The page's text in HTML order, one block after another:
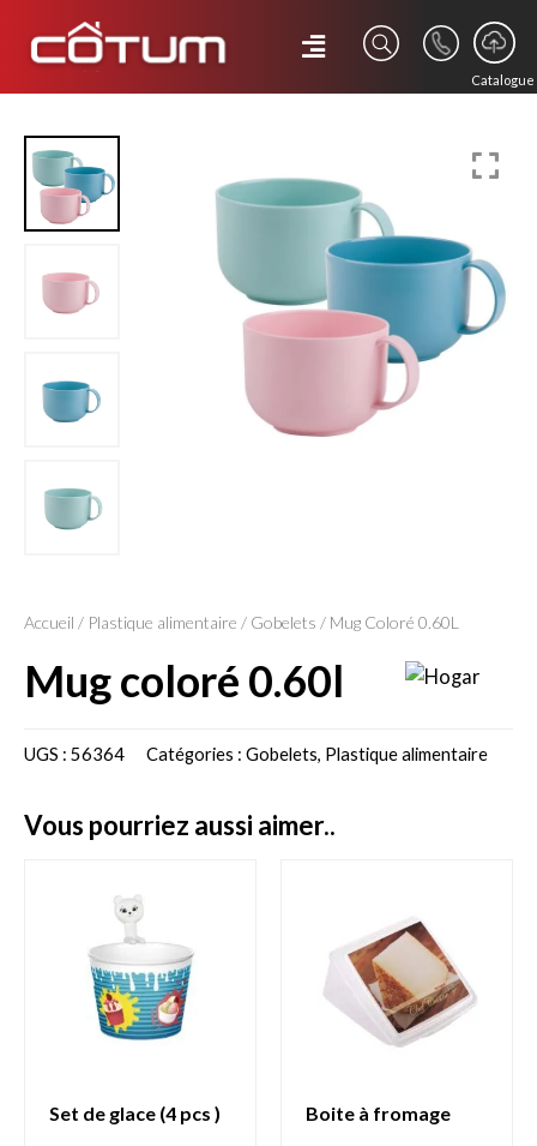
Catalogue
Accueil / Plastique alimentaire / Gobelets / Mug Coloré 0.60L
mug coloré 0.60l
UGS : 56364 Catégories : Gobelets, Plastique alimentaire
vous pourriez aussi aimer..
set de glace (4 pcs ) boite à fromage